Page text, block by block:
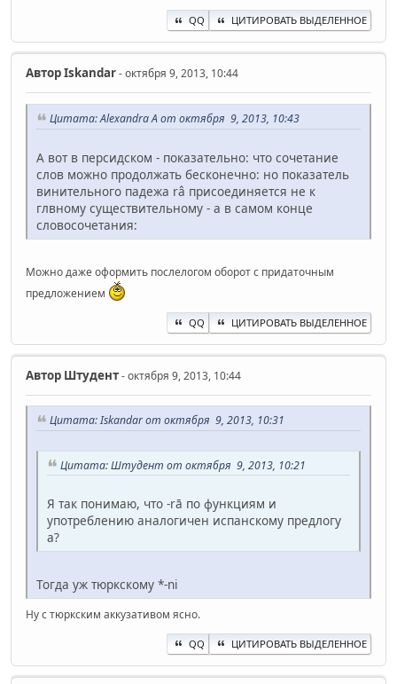
QQ ЦИТИРОВАТЬ ВЫДЕЛЕННОЕ
АвторIskandar- октября 9, 2013, 10:44
Цитата: Alexandra A от октября 9, 2013, 10:43
А вот в персидском - показательно: что сочетание
слов можно продолжать бесконечно: но показатель
винительного падежа râ присоединяется не к
глвному существительному - а в самом конце
словосочетания:
Можно даже оформить послелогом оборот с придаточным
предложением
QQ ЦИТИРОВАТЬ ВЫДЕЛЕННОЕ
Автор Штудент- октября 9, 2013, 10:44
Цитата: Iskandar от октября 9, 2013, 10:31
Цитата: Штудент от октября 9, 2013, 10:21
Я так понимаю, что -rā по функциям и
употреблению аналогичен испанскому предлогу
a?
Тогда уж тюркскому *-ni
Ну с тюркским аккузативом ясно.
QQ ЦИТИРОВАТЬ ВЫДЕЛЕННОЕ